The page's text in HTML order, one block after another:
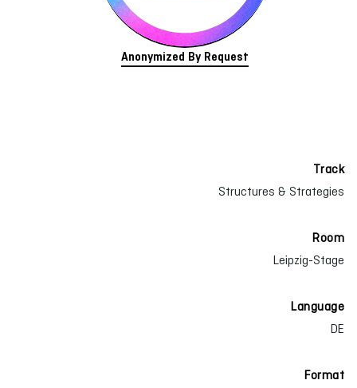
Anonymized By Request
Track
Structures & Strategies
Room
Leipzig-Stage
Language
DE
Format